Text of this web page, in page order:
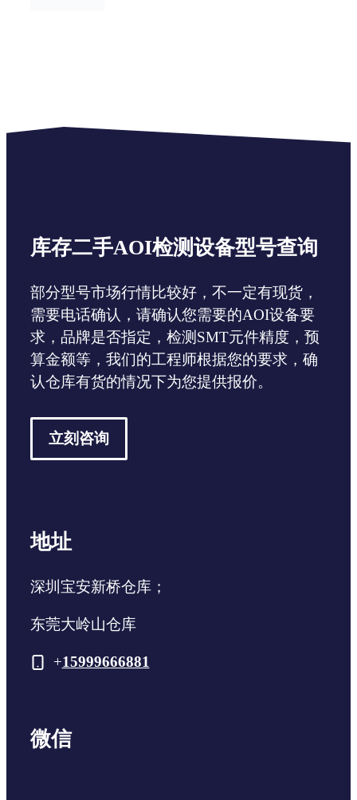
库存二手AOI检测设备型号查询
部分型号市场行情比较好，不一定有现货，
需要电话确认，请确认您需要的AOI设备要
求，品牌是否指定，检测SMT元件精度，预
算金额等，我们的工程师根据您的要求，确
认仓库有货的情况下为您提供报价。
立刻咨询
地址
深圳宝安新桥仓库；
东莞大岭山仓库
+15999666881
微信